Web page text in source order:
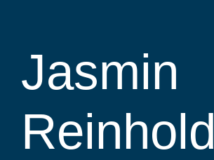
Jasmin
Reinhold